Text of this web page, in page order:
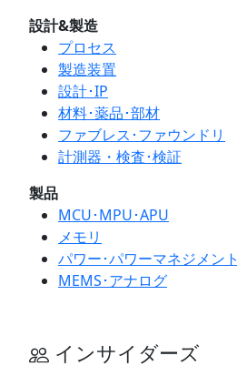
設計&製造
プロセス
製造装置
設計･IP
材料･薬品･部材
ファブレス･ファウンドリ
計測器・検査･検証
製品
MCU･MPU･APU
メモリ
パワー･パワーマネジメント
MEMS･アナログ
インサイダーズ